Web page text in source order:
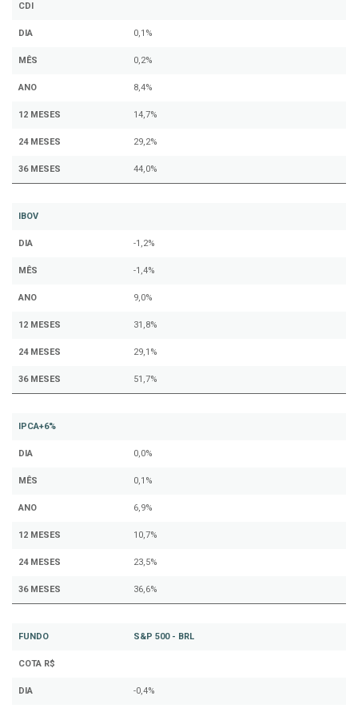
CDI
DIA 0,1%
MÊS 0,2%
ANO 8,4%
12 MESES 14,7%
24 MESES 29,2%
36 MESES 44,0%
IBOV
DIA -1,2%
MÊS -1,4%
ANO 9,0%
12 MESES 31,8%
24 MESES 29,1%
36 MESES 51,7%
IPCA+6%
DIA 0,0%
MÊS 0,1%
ANO 6,9%
12 MESES 10,7%
24 MESES 23,5%
36 MESES 36,6%
FUNDO S&P 500 - BRL
COTA R$
DIA -0,4%